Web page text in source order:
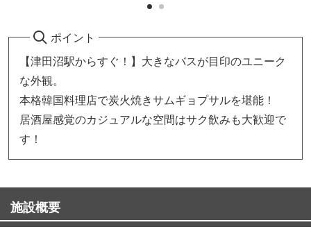
ポイント
【津田沼駅からすぐ！】大きなバスが目印のユニーク
な外観。
本格韓国料理店で炭火焼きサムギョプサルを堪能！
居酒屋感覚のカジュアルな空間はサク飲みも大歓迎で
す！
施設概要